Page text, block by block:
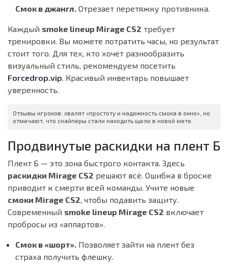
Смок в джангл. Отрезает перетяжку противника.
Каждый smoke lineup Mirage CS2 требует
тренировки. Вы можете потратить часы, но результат
стоит того. Для тех, кто хочет разнообразить
визуальный стиль, рекомендуем посетить
Forcedrop.vip. Красивый инвентарь повышает
уверенность.
Отзывы игроков: хвалят «простоту и надежность смока в окно», но
отмечают, что снайперы стали находить щели в новой мете.
Продвинутые раскидки на плент Б
Плент Б — это зона быстрого контакта. Здесь
раскидки Mirage CS2 решают всё. Ошибка в броске
приводит к смерти всей команды. Учите новые
смоки Mirage CS2, чтобы подавить защиту.
Современный smoke lineup Mirage CS2 включает
пробросы из «аппартов».
Смок в «шорт». Позволяет зайти на плент без
страха получить флешку.